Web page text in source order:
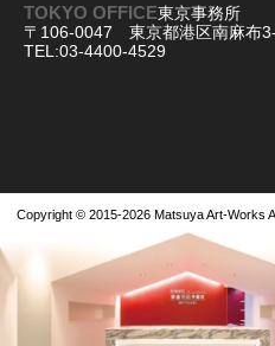
TOKYO OFFICE東京事務所
〒106-0047 東京都港区南麻布
TEL:03-4400-4529
Copyright © 2015-2026 Matsuya Art-Works